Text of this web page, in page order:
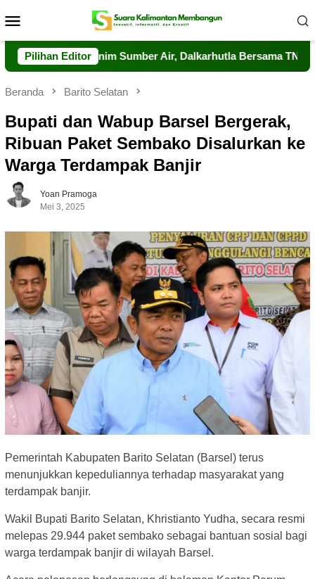
ke
Mobile
Pilihan Editor
Meski Minim Sumber Air, Dalkarhutla Bersama TNI-Polri
Beranda Barito Selatan
Bupati dan Wabup Barsel Bergerak,
Ribuan Paket Sembako Disalurkan ke
Warga Terdampak Banjir
Yoan Pramoga
Mei 3, 2025
Pemerintah Kabupaten Barito Selatan (Barsel) terus
menunjukkan kepeduliannya terhadap masyarakat yang
terdampak banjir.
Wakil Bupati Barito Selatan, Khristianto Yudha, secara resmi
melepas 29.944 paket sembako sebagai bantuan sosial bagi
warga terdampak banjir di wilayah Barsel.